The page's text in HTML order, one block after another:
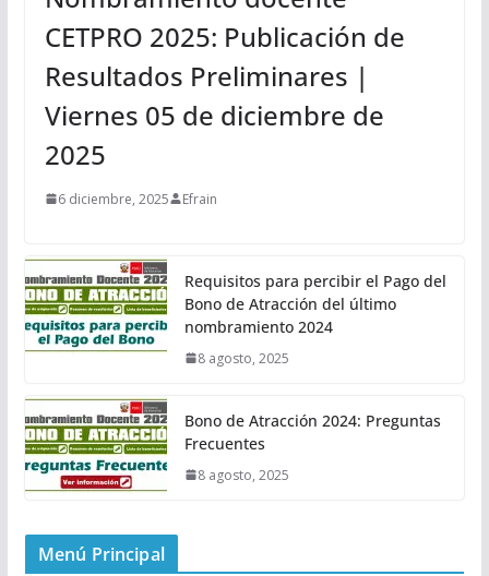
CETPRO 2025: Publicación de
Resultados Preliminares |
Viernes 05 de diciembre de
2025
6 diciembre, 2025 Efrain
Requisitos para percibir el Pago del
Bono de Atracción del último
nombramiento 2024
8 agosto, 2025
Bono de Atracción 2024: Preguntas
Frecuentes
8 agosto, 2025
Menú Principal